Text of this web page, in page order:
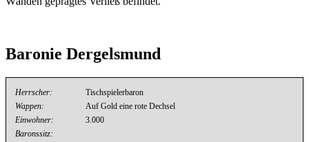
Baronie Dergelsmund
Herrscher:
Tischspielerbaron
Wappen:
Auf Gold eine rote Dechsel
Einwohner:
3.000
Baronssitz: